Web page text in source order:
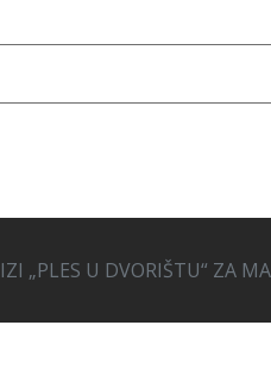
„PLES U DVORIŠTU“ ZA